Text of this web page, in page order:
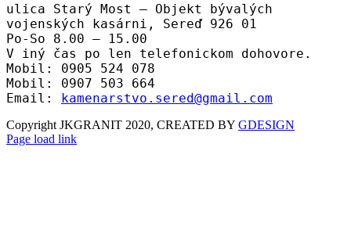
ulica Starý Most – Objekt bývalých
vojenských kasárni, Sereď 926 01
Po-So 8.00 – 15.00
V iný čas po len telefonickom dohovore.
Mobil: 0905 524 078
Mobil: 0907 503 664
Email: kamenarstvo.sered@gmail.com
Copyright JKGRANIT 2020, CREATED BY GDESIGN
Facebook
Twitter
Instagram
Pinterest
Page load link